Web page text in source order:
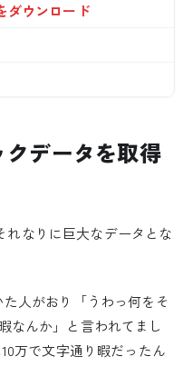
ダウンロード
データを取得
なりに巨大なデータとな
人がおり「うわっ何をそ
なんか」と言われてまし
万で文字通り暇だったん